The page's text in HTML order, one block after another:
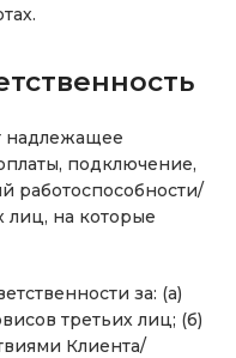
надлежащее
подключение,
работоспособности/
лиц, на которые
за: (а)
третьих лиц; (б)
Клиента/